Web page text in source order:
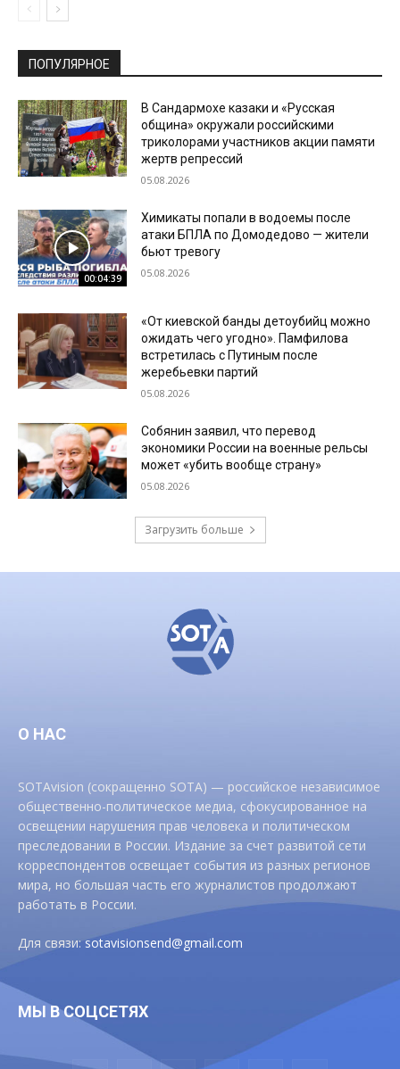
ПОПУЛЯРНОЕ
В Сандармохе казаки и «Русская
община» окружали российскими
триколорами участников акции памяти
жертв репрессий
05.08.2026
00:04:39
Химикаты попали в водоемы после
атаки БПЛА по Домодедово — жители
бьют тревогу
05.08.2026
«От киевской банды детоубийц можно
ожидать чего угодно». Памфилова
встретилась с Путиным после
жеребьевки партий
05.08.2026
Собянин заявил, что перевод
экономики России на военные рельсы
может «убить вообще страну»
05.08.2026
Загрузить больше
О НАС
SOTAvision (сокращенно SOTA) — российское независимое
общественно-политическое медиа, сфокусированное на
освещении нарушения прав человека и политическом
преследовании в России. Издание за счет развитой сети
корреспондентов освещает события из разных регионов
мира, но большая часть его журналистов продолжают
работать в России.
Для связи:sotavisionsend@gmail.com
МЫ В СОЦСЕТЯХ